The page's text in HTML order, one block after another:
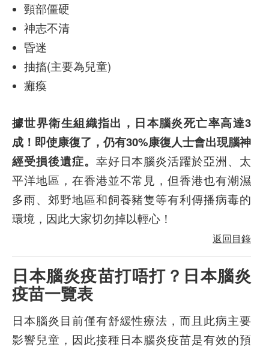
頸部僵硬
神志不清
昏迷
抽搐(主要為兒童)
癱瘓
據世界衛生組織指出，日本腦炎死亡率高達3
成！即使康復了，仍有30%康復人士會出現腦神
經受損後遺症。 幸好日本腦炎活躍於亞洲、太
平洋地區，在香港並不常見，但香港也有潮濕
多雨、郊野地區和飼養豬隻等有利傳播病毒的
環境，因此大家切勿掉以輕心！
返回目錄
日本腦炎疫苗打唔打？日本腦炎
疫苗一覽表
日本腦炎目前僅有舒緩性療法，而且此病主要
影響兒童，因此接種日本腦炎疫苗是有效的預